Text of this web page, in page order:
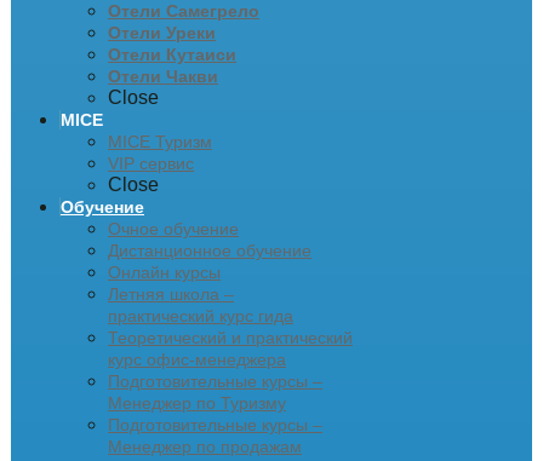
Отели Самегрело
Отели Уреки
Отели Кутаиси
Отели Чакви
Close
MICE
MICE Туризм
VIP сервис
Close
Обучение
Очное обучение
Дистанционное обучение
Онлайн курсы
Летняя школа –
практический курс гида
Теоретический и практический
курс офис-менеджера
Подготовительные курсы –
Менеджер по Туризму
Подготовительные курсы –
Менеджер по продажам